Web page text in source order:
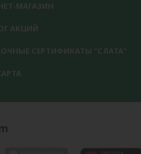
МАГАЗИН
АКЦИЙ
СЕРТИФИКАТЫ "СЛАТА"